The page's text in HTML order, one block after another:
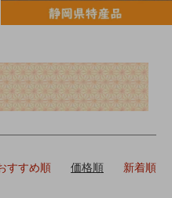
すすめ順 価格順 新着順